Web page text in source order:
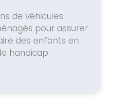
de véhicules
pour assurer
des enfants en
handicap.